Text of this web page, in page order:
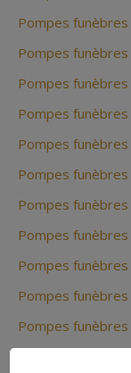
Pompes
Pompes
Pompes
Pompes
Pompes
Pompes
Pompes
Pompes
Pompes
Pompes
Pompes